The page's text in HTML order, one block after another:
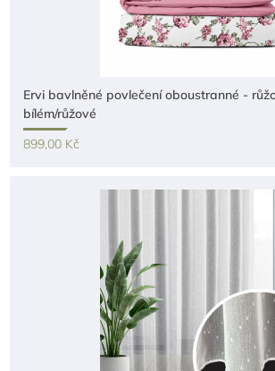
Ervi bavlněné povlečení oboustranné -
bílém/růžové
899,00 Kč